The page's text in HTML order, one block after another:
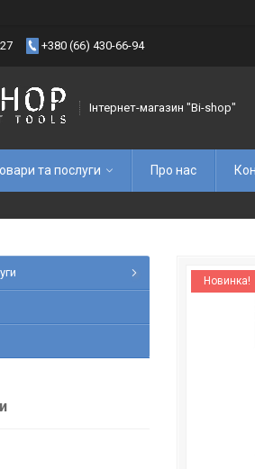
+380 (66) 430-66-94
Інтернет-магазин "Bi-shop"
та послуги Про нас
Новинка!